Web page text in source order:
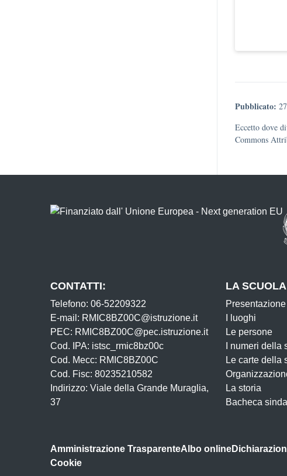
Pubblicato:
Eccetto dove
Commons
CONTATTI:
Telefono: 06-52209322
E-mail: RMIC8BZ00C@istruzione.it
PEC: RMIC8BZ00C@pec.istruzione.it
Cod. IPA: istsc_rmic8bz00c
Cod. Mecc: RMIC8BZ00C
Cod. Fisc: 80235210582
Indirizzo: Viale della Grande Muraglia,
37
LA SCUOLA
Presentazione
I luoghi
Le persone
I numeri della
Le carte della
La storia
Bacheca
Amministrazione TrasparenteAlbo online
Cookie